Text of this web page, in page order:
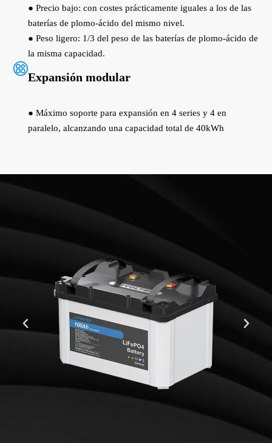
● Precio bajo: con costes prácticamente iguales a los de las
baterías de plomo-ácido del mismo nivel.
● Peso ligero: 1/3 del peso de las baterías de plomo-ácido de
la misma capacidad.
Expansión modular
● Máximo soporte para expansión en 4 series y 4 en
paralelo, alcanzando una capacidad total de 40kWh